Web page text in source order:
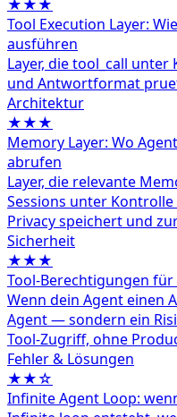
★★★
Tool Execution Layer:
ausführen
Layer, die tool_call
und Antwortformat
Architektur
★★★
Memory Layer: Wo
abrufen
Layer, die relevante
Sessions unter
Privacy speichert und
Sicherheit
★★★
Tool‑Berechtigungen für
Wenn dein Agent einen
Agent — sondern ein
Tool‑Zugriff, ohne
Fehler & Lösungen
★★☆
Infinite Agent Loop: